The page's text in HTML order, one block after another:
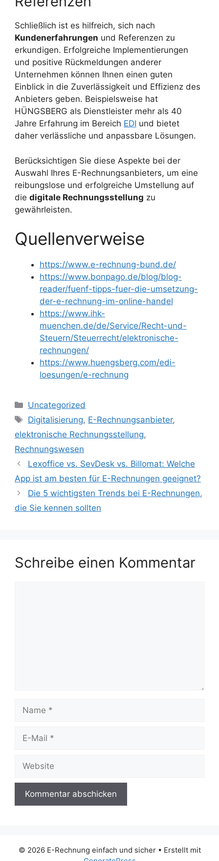
Schließlich ist es hilfreich, sich nach
Kundenerfahrungen und Referenzen zu
erkundigen. Erfolgreiche Implementierungen
und positive Rückmeldungen anderer
Unternehmen können Ihnen einen guten
Einblick in die Zuverlässigkeit und Effizienz des
Anbieters geben. Beispielsweise hat
HÜNGSBERG als Dienstleister mehr als 40
Jahre Erfahrung im Bereich EDI und bietet
daher verlässliche und anpassbare Lösungen.
Berücksichtigen Sie diese Aspekte bei der
Auswahl Ihres E-Rechnungsanbieters, um eine
reibungslose und erfolgreiche Umstellung auf
die digitale Rechnungsstellung zu
gewährleisten.
Quellenverweise
https://www.e-rechnung-bund.de/
https://www.bonpago.de/blog/blog-
reader/fuenf-tipps-fuer-die-umsetzung-
der-e-rechnung-im-online-handel
https://www.ihk-
muenchen.de/de/Service/Recht-und-
Steuern/Steuerrecht/elektronische-
rechnungen/
https://www.huengsberg.com/edi-
loesungen/e-rechnung
Kategorien
Uncategorized
Schlagwörter
Digitalisierung, E-Rechnungsanbieter,
elektronische Rechnungsstellung,
Rechnungswesen
Lexoffice vs. SevDesk vs. Billomat: Welche
App ist am besten für E-Rechnungen geeignet?
Die 5 wichtigsten Trends bei E-Rechnungen,
die Sie kennen sollten
Schreibe einen Kommentar
Name
Website
© 2026 E-Rechnung einfach und sicher• Erstellt mit